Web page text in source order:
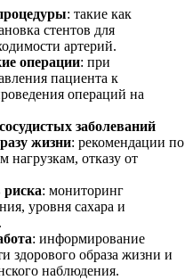
: такие как
стентов для
артерий.
операции: при
пациента к
операций на
заболеваний
жизни: рекомендации по
отказу от
: мониторинг
уровня сахара и
: информирование
здорового образа жизни и
наблюдения.